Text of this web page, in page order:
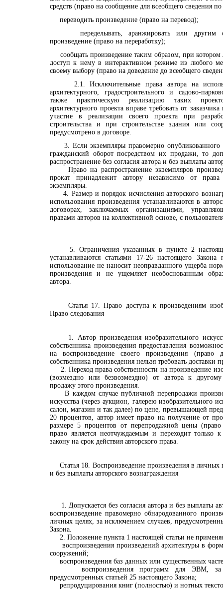
средств (право на сообщение для всеобщего сведения
переводить произведение (право на перевод);
переделывать, аранжировать или другим
произведение (право на переработку);
сообщать произведение таким образом, при
доступ к нему в интерактивном режиме из любого
своему выбору (право на доведение до всеобщего
2.1. Исключительные права автора на
архитектурного, градостроительного и садово-
также практическую реализацию таких
архитектурного проекта вправе требовать от
участие в реализации своего проекта при
строительства и при строительстве здания или
предусмотрено в договоре.
3. Если экземпляры правомерно опубликованного
гражданский оборот посредством их продажи, то
распространение без согласия автора и без выплаты
Право на распространение экземпляров
прокат принадлежит автору независимо от
экземпляры.
4. Размер и порядок исчисления авторского
использования произведения устанавливаются в
договорах, заключаемых организациями,
правами авторов на коллективной основе, с
5. Ограничения указанных в пункте 2
устанавливаются статьями 17-26 настоящего
использование не наносит неоправданного ущерба
произведения и не ущемляет необоснованным
автора.
Статья 17. Право доступа к произведениям
Право следования
1. Автор произведения изобразительного
собственника произведения предоставления
на воспроизведение своего произведения
собственника произведения нельзя требовать доставки
2. Переход права собственности на произведение
(возмездно или безвозмездно) от автора к
продажу этого произведения.
В каждом случае публичной перепродажи
искусства (через аукцион, галерею изобразительного
салон, магазин и так далее) по цене, превышающей
20 процентов, автор имеет право на получение от
размере 5 процентов от перепродажной цены (право
право является неотчуждаемым и переходит только
закону на срок действия авторского права.
Статья 18. Воспроизведение произведения в личных
и без выплаты авторского вознаграждения
1. Допускается без согласия автора и без выплаты
воспроизведение правомерно обнародованного
личных целях, за исключением случаев,
Закона.
2. Положение пункта 1 настоящей статьи не
воспроизведения произведений архитектуры в
сооружений;
воспроизведения баз данных или существенных
воспроизведения программ для ЭВМ, за
предусмотренных статьей 25 настоящего Закона;
репродуцирования книг (полностью) и нотных